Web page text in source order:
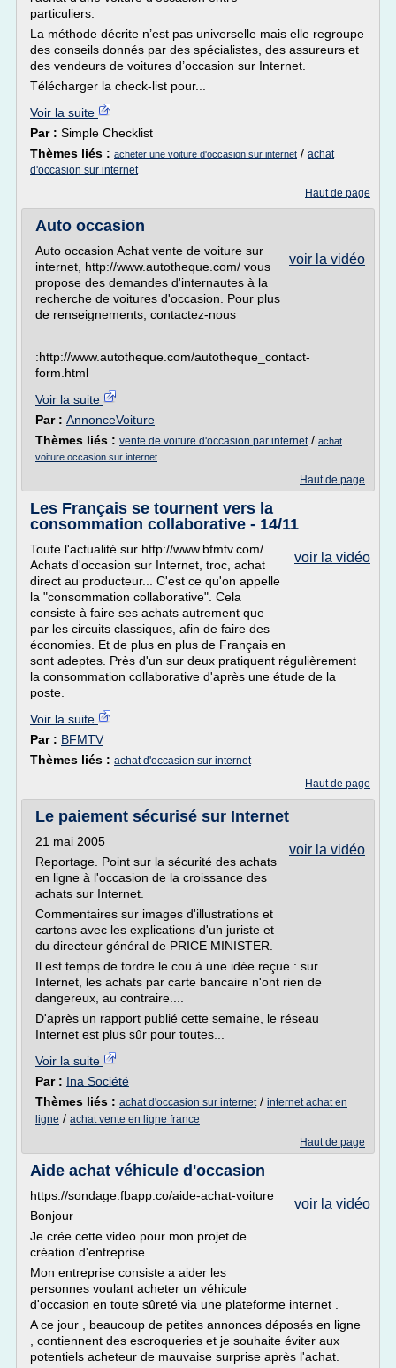
particuliers.
La méthode décrite n’est pas universelle mais elle regroupe
des conseils donnés par des spécialistes, des assureurs et
des vendeurs de voitures d’occasion sur Internet.
Télécharger la check-list pour...
Voir la suite
Par : Simple Checklist
Thèmes liés : acheter une voiture d'occasion sur internet / achat
d'occasion sur internet
Haut de page
Auto occasion
voir la vidéo
Auto occasion Achat vente de voiture sur
internet, http://www.autotheque.com/ vous
propose des demandes d'internautes à la
recherche de voitures d'occasion. Pour plus
de renseignements, contactez-nous
:http://www.autotheque.com/autotheque_contact-
form.html
Voir la suite
Par : AnnonceVoiture
Thèmes liés : vente de voiture d'occasion par internet/ achat
voiture occasion sur internet
Haut de page
Les Français se tournent vers la
consommation collaborative - 14/11
voir la vidéo
Toute l'actualité sur http://www.bfmtv.com/
Achats d'occasion sur Internet, troc, achat
direct au producteur... C'est ce qu'on appelle
la "consommation collaborative". Cela
consiste à faire ses achats autrement que
par les circuits classiques, afin de faire des
économies. Et de plus en plus de Français en
sont adeptes. Près d'un sur deux pratiquent régulièrement
la consommation collaborative d'après une étude de la
poste.
Voir la suite
Par : BFMTV
Thèmes liés : achat d'occasion sur internet
Haut de page
Le paiement sécurisé sur Internet
voir la vidéo
21 mai 2005
Reportage. Point sur la sécurité des achats
en ligne à l'occasion de la croissance des
achats sur Internet.
Commentaires sur images d'illustrations et
cartons avec les explications d'un juriste et
du directeur général de PRICE MINISTER.
Il est temps de tordre le cou à une idée reçue : sur
Internet, les achats par carte bancaire n'ont rien de
dangereux, au contraire....
D'après un rapport publié cette semaine, le réseau
Internet est plus sûr pour toutes...
Voir la suite
Par : Ina Société
Thèmes liés : achat d'occasion sur internet/ internet achat en
ligne / achat vente en ligne france
Haut de page
Aide achat véhicule d'occasion
voir la vidéo
https://sondage.fbapp.co/aide-achat-voiture
Bonjour
Je crée cette video pour mon projet de
création d'entreprise.
Mon entreprise consiste a aider les
personnes voulant acheter un véhicule
d'occasion en toute sûreté via une plateforme internet .
A ce jour , beaucoup de petites annonces déposés en ligne
, contiennent des escroqueries et je souhaite éviter aux
potentiels acheteur de mauvaise surprise après l'achat.